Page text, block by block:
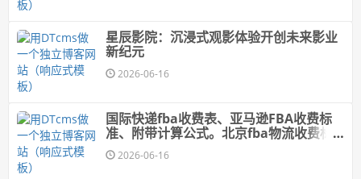
星辰影院：沉浸式观影体验开创未来影业
新纪元
2026-06-16
国际快递fba收费表、亚马逊FBA收费标
准、附带计算公式。北京fba物流收费标
准，fba头程海运专线，双清包税
2026-06-16